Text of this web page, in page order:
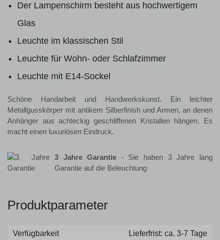
Der Lampenschirm besteht aus hochwertigem
Glas
Leuchte im klassischen Stil
Leuchte für Wohn- oder Schlafzimmer
Leuchte mit E14-Sockel
Schöne Handarbeit und Handwerkskunst. Ein leichter
Metallgusskörper mit antikem Silberfinish und Armen, an denen
Anhänger aus achteckig geschliffenen Kristallen hängen. Es
macht einen luxuriösen Eindruck.
3 Jahre Garantie - Sie haben 3 Jahre lang
Garantie auf die Beleuchtung
Produktparameter
Verfügbarkeit
Lieferfrist: ca. 3-7 Tage